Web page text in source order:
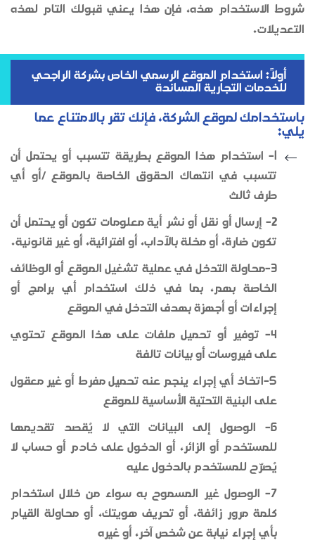
شروط الاستخدام هذه، فإن هذا يعني قبولك التام لهذه
التعديلات.
أولاً: استخدام الموقع الرسمي الخاص بشركة الراجحي
للخدمات التجارية المساندة
باستخدامك لموقع الشركة، فإنك تقر بالامتناع عما
يلي:
1- استخدام هذا الموقع بطريقة تتسبب أو يحتمل أن
تتسبب في انتهاك الحقوق الخاصة بالموقع /أو أي
طرف ثالث
2- إرسال أو نقل أو نشر أية معلومات تكون أو يحتمل أن
تكون ضارة، أو مخلة بالآداب، أو افترائية، أو غير قانونية.
3-محاولة التدخل في عملية تشغيل الموقع أو الوظائف
الخاصة بهم، بما في ذلك استخدام أي برامج أو
إجراءات أو أجهزة بهدف التدخل في الموقع
4- توفير أو تحميل ملفات على هذا الموقع تحتوي
على فيروسات أو بيانات تالفة
5-اتخاذ أي إجراء ينجم عنه تحميل مفرط أو غير معقول
على البنية التحتية الأساسية للموقع
6- الوصول إلى البيانات التي لا يُقصد تقديمها
للمستخدم أو الزائر، أو الدخول على خادم أو حساب لا
يُصرّح للمستخدم بالدخول عليه
7- الوصول غير المسموح به سواء من خلال استخدام
كلمة مرور زائفة، أو تحريف هويتك، أو محاولة القيام
بأي إجراء نيابة عن شخص آخر، أو غيره